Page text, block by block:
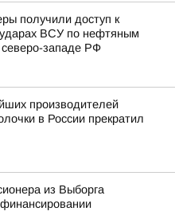
получили доступ к
ВСУ по нефтяным
западе РФ
производителей
в России прекратил
из Выборга